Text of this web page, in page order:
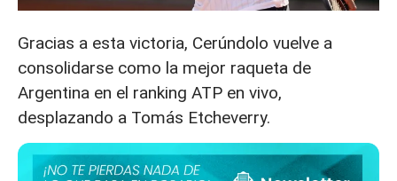
Gracias a esta victoria, Cerúndolo vuelve a
consolidarse como la mejor raqueta de
Argentina en el ranking ATP en vivo,
desplazando a Tomás Etcheverry.